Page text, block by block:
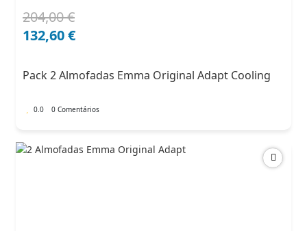
204,00€
O
preço
204,00 €.
132,60€
O
preço
132,60 €.
Pack 2 Almofadas Emma Original Adapt Cooling
0.0 0 Comentários